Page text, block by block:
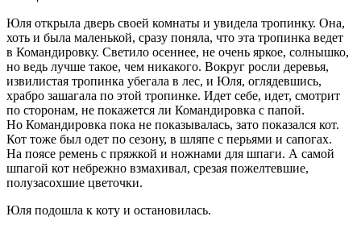
Юля открыла дверь своей комнаты и увидела тропинку. Она,
хоть и была маленькой, сразу поняла, что эта тропинка ведет
в Командировку. Светило осеннее, не очень яркое, солнышко,
но ведь лучше такое, чем никакого. Вокруг росли деревья,
извилистая тропинка убегала в лес, и Юля, оглядевшись,
храбро зашагала по этой тропинке. Идет себе, идет, смотрит
по сторонам, не покажется ли Командировка с папой.
Но Командировка пока не показывалась, зато показался кот.
Кот тоже был одет по сезону, в шляпе с перьями и сапогах.
На поясе ремень с пряжкой и ножнами для шпаги. А самой
шпагой кот небрежно взмахивал, срезая пожелтевшие,
полузасохшие цветочки.
Юля подошла к коту и остановилась.